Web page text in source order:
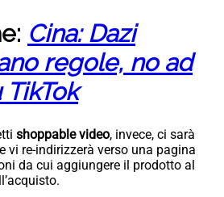
Cina: Dazi
regole, no ad
shoppable video, invece, ci sarà
vi re-indirizzerà verso una pagina
da cui aggiungere il prodotto al